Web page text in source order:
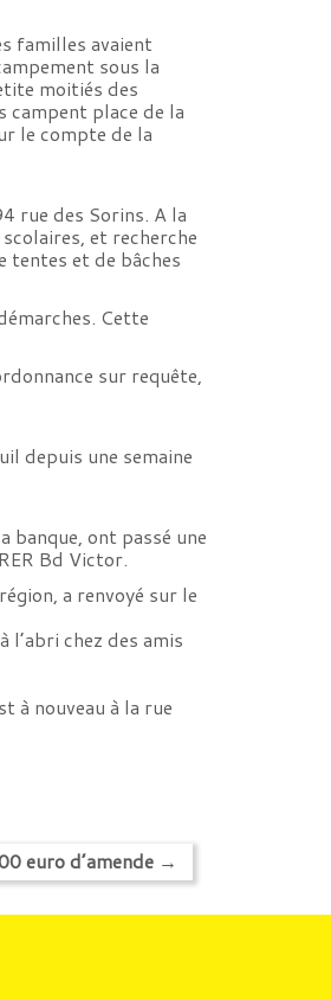
familles avaient
sous la
moitiés des
campent place de la
le compte de la
rue des Sorins. A la
et recherche
tentes et de bâches
Cette
sur requête,
depuis une semaine
banque, ont passé une
Bd Victor.
a renvoyé sur le
l’abri chez des amis
à nouveau à la rue
euro d’amende →